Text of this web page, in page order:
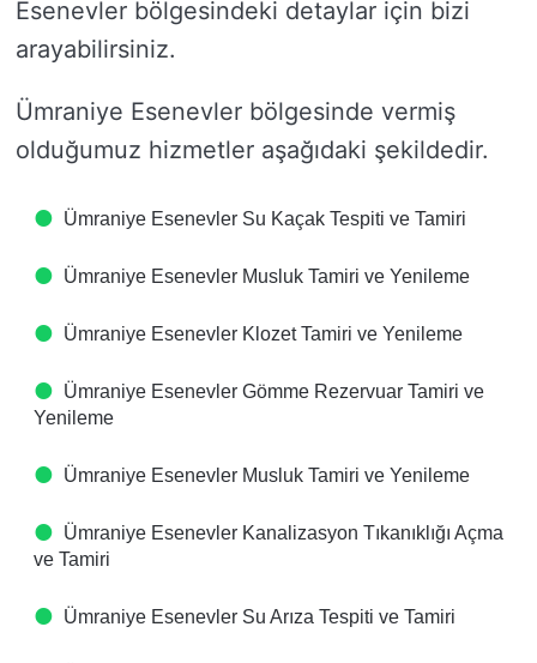
Esenevler bölgesindeki detaylar için bizi
arayabilirsiniz.
Ümraniye Esenevler bölgesinde vermiş
olduğumuz hizmetler aşağıdaki şekildedir.
Ümraniye Esenevler Su Kaçak Tespiti ve Tamiri
Ümraniye Esenevler Musluk Tamiri ve Yenileme
Ümraniye Esenevler Klozet Tamiri ve Yenileme
Ümraniye Esenevler Gömme Rezervuar Tamiri ve
Yenileme
Ümraniye Esenevler Musluk Tamiri ve Yenileme
Ümraniye Esenevler Kanalizasyon Tıkanıklığı Açma
ve Tamiri
Ümraniye Esenevler Su Arıza Tespiti ve Tamiri